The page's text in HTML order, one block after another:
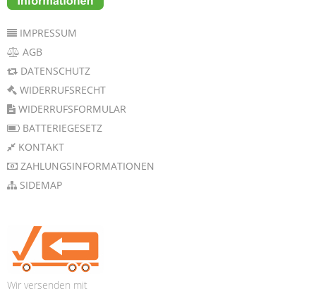
IMPRESSUM
AGB
DATENSCHUTZ
WIDERRUFSRECHT
WIDERRUFSFORMULAR
BATTERIEGESETZ
KONTAKT
ZAHLUNGSINFORMATIONEN
SIDEMAP
Wir versenden mit